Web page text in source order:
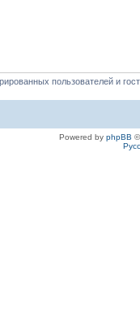
пользователей и
Powered by phpBB